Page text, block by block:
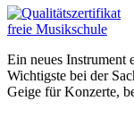
Ein neues Instrument
Wichtigste bei der
Geige für Konzerte,